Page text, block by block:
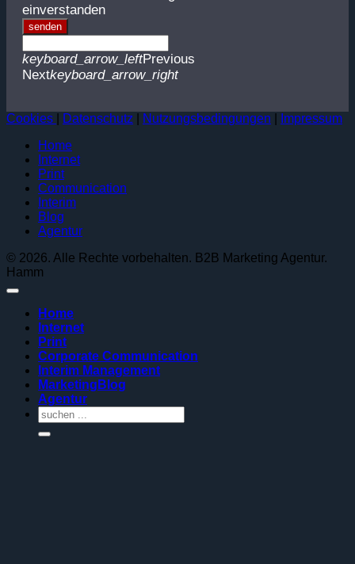
einverstanden
senden
keyboard_arrow_leftPrevious
Nextkeyboard_arrow_right
Cookies Datenschutz Nutzungsbedingungen
Impressum
Home
Internet
Print
Communication
Interim
Blog
Agentur
© 2026. Alle Rechte vorbehalten. B2B Marketing Agentur.
Hamm
Home
Internet
Print
Corporate Communication
Interim Management
MarketingBlog
Agentur